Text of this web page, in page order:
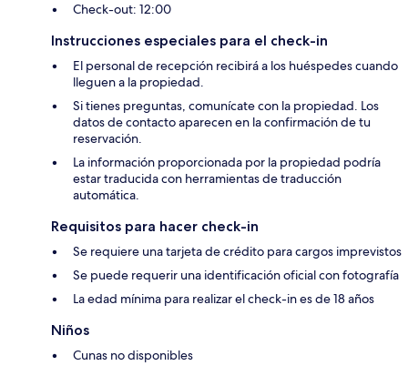
Check-out: 12:00
Instrucciones especiales para el check-in
El personal de recepción recibirá a los huéspedes cuando
lleguen a la propiedad.
Si tienes preguntas, comunícate con la propiedad. Los
datos de contacto aparecen en la confirmación de tu
reservación.
La información proporcionada por la propiedad podría
estar traducida con herramientas de traducción
automática.
Requisitos para hacer check-in
Se requiere una tarjeta de crédito para cargos imprevistos
Se puede requerir una identificación oficial con fotografía
La edad mínima para realizar el check-in es de 18 años
Niños
Cunas no disponibles